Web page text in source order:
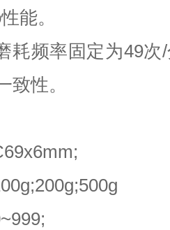
能。
耗频率固定为49
致性。